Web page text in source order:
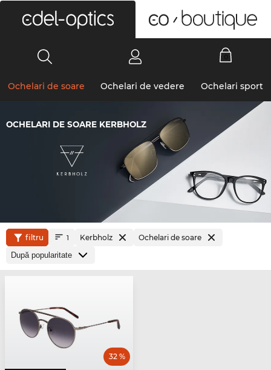
Ochelari de soare Ochelari de vedere Ochelari sport
OCHELARI DE SOARE KERBHOLZ
filtru 1 Kerbholz Ochelari de soare
32 %